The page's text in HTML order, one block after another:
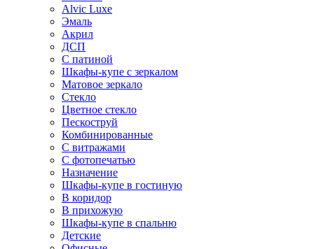
Alvic Luxe
Эмаль
Акрил
ДСП
С патиной
Шкафы-купе с зеркалом
Матовое зеркало
Стекло
Цветное стекло
Пескоструй
Комбинированные
С витражами
С фотопечатью
Назначение
Шкафы-купе в гостиную
В коридор
В прихожую
Шкафы-купе в спальню
Детские